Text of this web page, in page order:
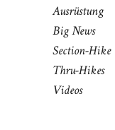
Ausrüstung
Big News
Section-Hike
Thru-Hikes
Videos